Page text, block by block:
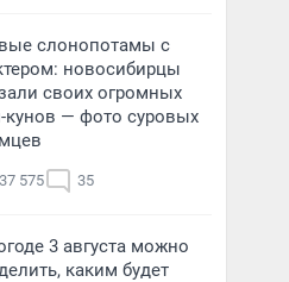
слонопотамы с
новосибирцы
своих огромных
кунов — фото суровых
575 35
3 августа можно
каким будет